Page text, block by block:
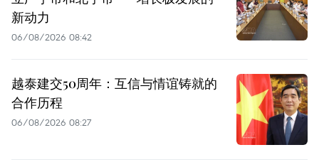
新动力
06/08/2026 08:42
越泰建交50周年：互信与情谊铸就的
合作历程
06/08/2026 08:27